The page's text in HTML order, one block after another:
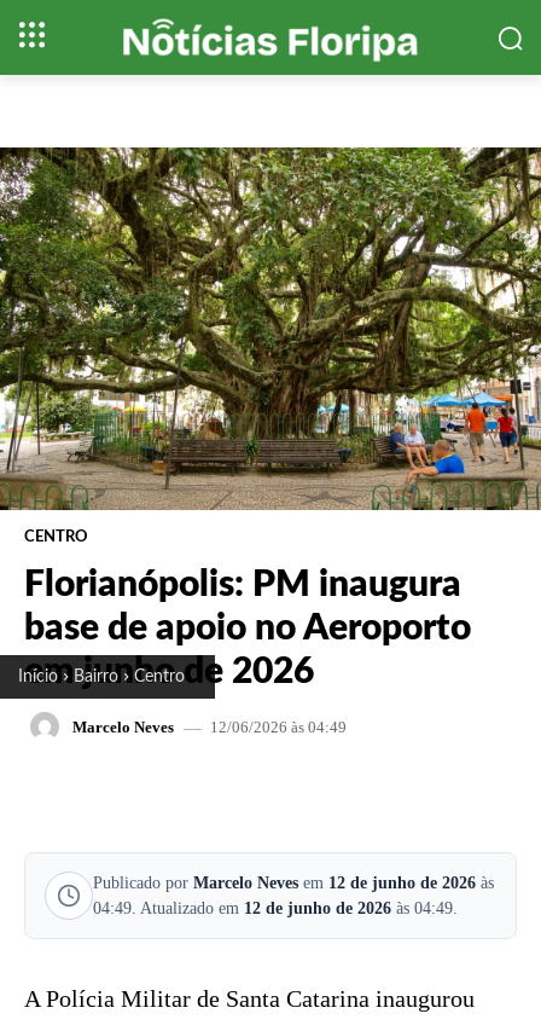
Início Bairro Centro
CENTRO
Florianópolis: PM inaugura
base de apoio no Aeroporto
em junho de 2026
Marcelo Neves 12/06/2026 às 04:49
Publicado por Marcelo Neves em 12 de junho de 2026 às
04:49. Atualizado em 12 de junho de 2026 às 04:49.
A Polícia Militar de Santa Catarina inaugurou